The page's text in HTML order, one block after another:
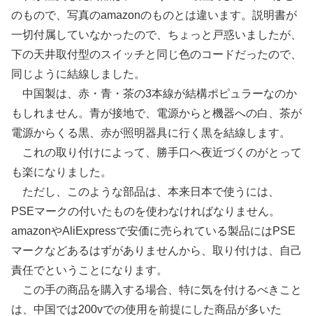
のもので、写真のamazonのものとは違います。説明書が
一切付属していなかったので、ちょっと戸惑いましたが、
下の天井取付型のスイッチと同じ色のコードだったので、
同じように結線しました。
中国製は、赤・青・茶の3本線が結構ポピュラーなのか
もしれません。青が接地で、電源からと機器への白、茶が
電源からくる黒、赤が照明器具に行く黒を結線します。
これの取り付けによって、勝手口へ夜近づくのがとって
も楽になりました。
ただし、このような部品は、本来日本で使うには、
PSEマークの付いたものを使わなければなりません。
amazonやAliExpressで安価に売られている製品にはPSE
マークなどあるはずがありませんから、取り付けは、自己
責任でということになります。
この手の商品を購入する場合、特に気を付けるべきこと
は、中国では200vでの使用を前提にした商品が多いた